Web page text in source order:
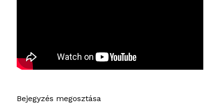
Bejegyzés megosztása